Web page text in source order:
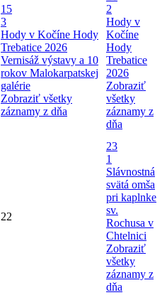
15
3
Hody v Kočíne Hody
Trebatice 2026
Vernisáž výstavy a 10
rokov Malokarpatskej
galérie
Zobraziť všetky
záznamy z dňa
2
Hody v
Kočíne
Hody
Trebatice
2026
Zobraziť
všetky
záznamy z
dňa
22
23
1
Slávnostná
svätá omša
pri kaplnke
sv.
Rochusa v
Chtelnici
Zobraziť
všetky
záznamy z
dňa